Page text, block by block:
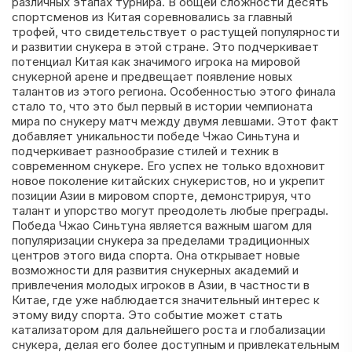
спортсменов из Китая соревновались за главный
трофей, что свидетельствует о растущей популярности
и развитии снукера в этой стране. Это подчеркивает
потенциал Китая как значимого игрока на мировой
снукерной арене и предвещает появление новых
талантов из этого региона. Особенностью этого финала
стало то, что это был первый в истории чемпионата
мира по снукеру матч между двумя левшами. Этот факт
добавляет уникальности победе Чжао Синьтуна и
подчеркивает разнообразие стилей и техник в
современном снукере. Его успех не только вдохновит
новое поколение китайских снукеристов, но и укрепит
позиции Азии в мировом спорте, демонстрируя, что
талант и упорство могут преодолеть любые преграды.
Победа Чжао Синьтуна является важным шагом для
популяризации снукера за пределами традиционных
центров этого вида спорта. Она открывает новые
возможности для развития снукерных академий и
привлечения молодых игроков в Азии, в частности в
Китае, где уже наблюдается значительный интерес к
этому виду спорта. Это событие может стать
катализатором для дальнейшего роста и глобализации
снукера, делая его более доступным и привлекательным